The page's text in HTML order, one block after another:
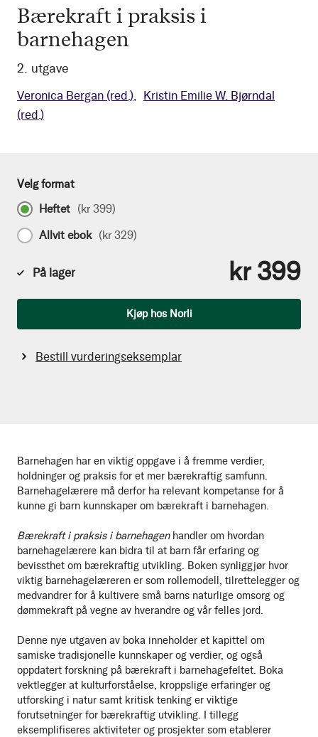
Bærekraft i praksis i
barnehagen
2. utgave
Veronica Bergan (red.)
Kristin Emilie W. Bjørndal
(red.)
Barnehagen har en viktig oppgave i å fremme verdier,
holdninger og praksis for et mer bærekraftig samfunn.
Barnehagelærere må derfor ha relevant kompetanse for å
kunne gi barn kunnskaper om bærekraft i barnehagen.
Bærekraft i praksis i barnehagenhandler om hvordan
barnehagelærere kan bidra til at barn får erfaring og
bevissthet om bærekraftig utvikling. Boken synliggjør hvor
viktig barnehagelæreren er som rollemodell, tilrettelegger og
medvandrer for å kultivere små barns naturlige omsorg og
dømmekraft på vegne av hverandre og vår felles jord.
Denne nye utgaven av boka inneholder et kapittel om
samiske tradisjonelle kunnskaper og verdier, og også
oppdatert forskning på bærekraft i barnehagefeltet. Boka
vektlegger at kulturforståelse, kroppslige erfaringer og
utforsking i natur samt kritisk tenking er viktige
forutsetninger for bærekraftig utvikling. I tillegg
eksemplifiseres aktiviteter og prosjekter som etablerer
Velg format
Heftet (kr 399)
Allvit ebok (kr 329)
På lager kr 399
Kjøp hos Norli
Bestill vurderingseksemplar